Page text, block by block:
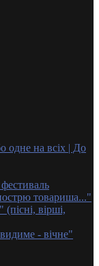
одне на всіх | До
товариша..."
вірші,
- вічне"